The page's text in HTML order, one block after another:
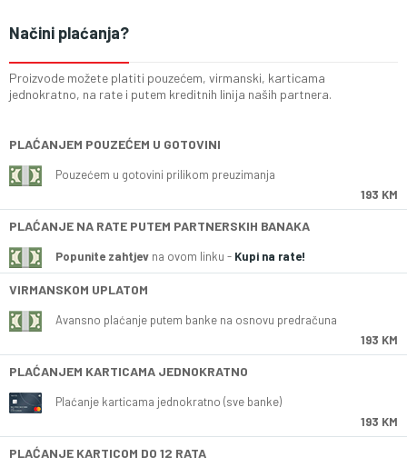
Načini plaćanja?
Proizvode možete platiti pouzećem, virmanski, karticama
jednokratno, na rate i putem kreditnih linija naših partnera.
PLAĆANJEM POUZEĆEM U GOTOVINI
Pouzećem u gotovini prilikom preuzimanja
193 KM
PLAĆANJE NA RATE PUTEM PARTNERSKIH BANAKA
Popunite zahtjev na ovom linku - Kupi na rate!
VIRMANSKOM UPLATOM
Avansno plaćanje putem banke na osnovu predračuna
193 KM
PLAĆANJEM KARTICAMA JEDNOKRATNO
Plaćanje karticama jednokratno (sve banke)
193 KM
PLAĆANJE KARTICOM DO 12 RATA